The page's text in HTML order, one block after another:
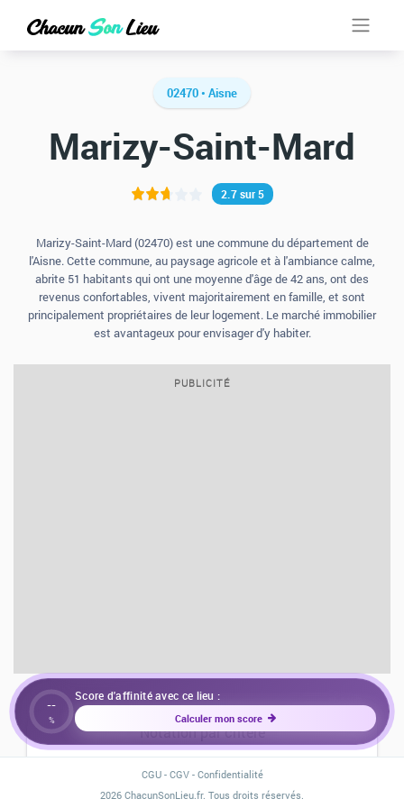
02470 • Aisne
Marizy-Saint-Mard
2.7 sur 5
Marizy-Saint-Mard (02470) est une commune du département de
l'Aisne. Cette commune, au paysage agricole et à l'ambiance calme,
abrite 51 habitants qui ont une moyenne d'âge de 42 ans, ont des
revenus confortables, vivent majoritairement en famille, et sont
principalement propriétaires de leur logement. Le marché immobilier
est avantageux pour envisager d'y habiter.
PUBLICITÉ
Notation par critère
Environnement
Transport
Santé
4
--
%
Score d'affinité avec ce lieu :
Calculer mon score
CGU- CGV- Confidentialité
2026 ChacunSonLieu.fr. Tous droits réservés.